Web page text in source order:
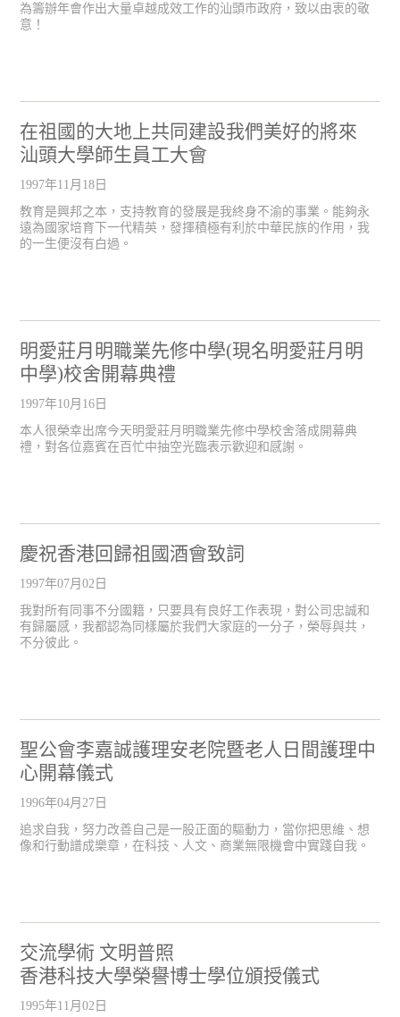
為籌辦年會作出大量卓越成效工作的汕頭市政府，致以由衷的敬
意！
在祖國的大地上共同建設我們美好的將來
汕頭大學師生員工大會
1997年11月18日
教育是興邦之本，支持教育的發展是我終身不渝的事業。能夠永
遠為國家培育下一代精英，發揮積極有利於中華民族的作用，我
的一生便沒有白過。
明愛莊月明職業先修中學(現名明愛莊月明
中學)校舍開幕典禮
1997年10月16日
本人很榮幸出席今天明愛莊月明職業先修中學校舍落成開幕典
禮，對各位嘉賓在百忙中抽空光臨表示歡迎和感謝。
慶祝香港回歸祖國酒會致詞
1997年07月02日
我對所有同事不分國籍，只要具有良好工作表現，對公司忠誠和
有歸屬感，我都認為同樣屬於我們大家庭的一分子，榮辱與共，
不分彼此。
聖公會李嘉誠護理安老院暨老人日間護理中
心開幕儀式
1996年04月27日
追求自我，努力改善自己是一股正面的驅動力，當你把思維、想
像和行動譜成樂章，在科技、人文、商業無限機會中實踐自我。
交流學術 文明普照
香港科技大學榮譽博士學位頒授儀式
1995年11月02日